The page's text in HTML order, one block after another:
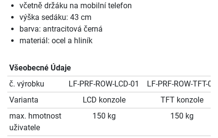
včetně držáku na mobilní telefon
výška sedáku: 43 cm
barva: antracitová černá
materiál: ocel a hliník
Všeobecné Údaje
č. výrobku
LF-PRF-ROW-LCD-01
LF-PRF-ROW-TFT-01
Varianta
LCD konzole
TFT konzole
max. hmotnost
uživatele
150 kg 150 kg